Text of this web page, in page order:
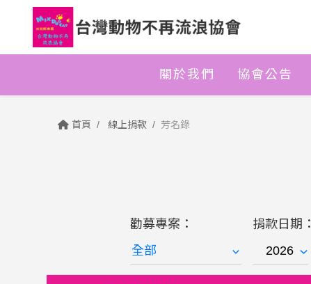
關於我們 協會公告
首頁 線上捐款 芳名錄
勸募專案：
捐款日期：